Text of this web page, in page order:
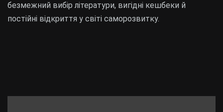
безмежний вибір літератури, вигідні кешбеки й
постійні відкриття у світі саморозвитку.